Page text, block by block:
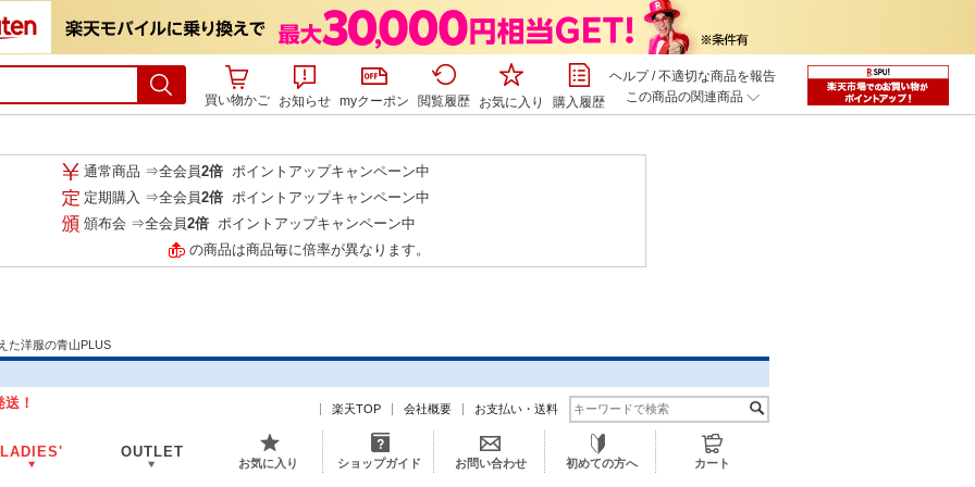
買い物かご お知らせ myクーポン 閲覧履歴 お気に入り 購入履歴
ヘルプ/不適切な商品を報告
この商品の関連商品
通常商品 ⇒全会員2倍 ポイントアップキャンペーン中
定期購入 ⇒全会員2倍 ポイントアップキャンペーン中
頒布会 ⇒全会員2倍 ポイントアップキャンペーン中
の商品は商品毎に倍率が異なります。